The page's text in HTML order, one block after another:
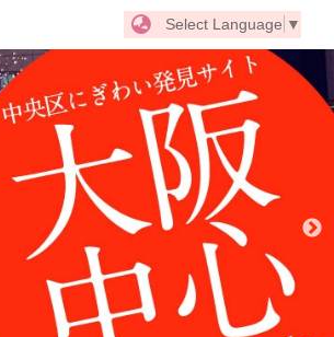
Select Language ▼